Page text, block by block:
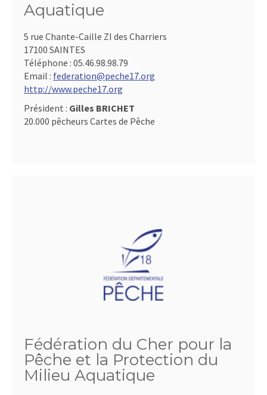
Aquatique
5 rue Chante-Caille ZI des Charriers
17100 SAINTES
Téléphone : 05.46.98.98.79
Email : federation@peche17.org
http://www.peche17.org
Président : Gilles BRICHET
20.000 pêcheurs Cartes de Pêche
Fédération du Cher pour la
Pêche et la Protection du
Milieu Aquatique